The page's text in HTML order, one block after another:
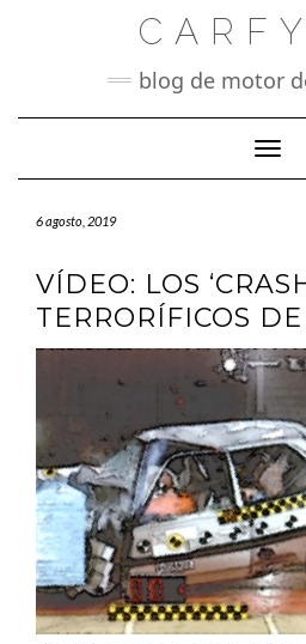
blog de motor
6 agosto, 2019
VÍDEO: LOS
TERRORÍFICOS